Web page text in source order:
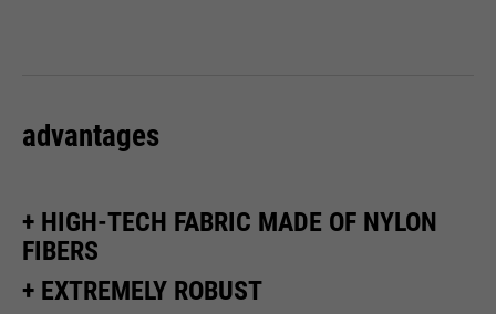
Bereich die Benutzer-ID als
Datenbankeintrag des Nutzers.
advantages
+ HIGH-TECH FABRIC MADE OF NYLON
FIBERS
+ EXTREMELY ROBUST